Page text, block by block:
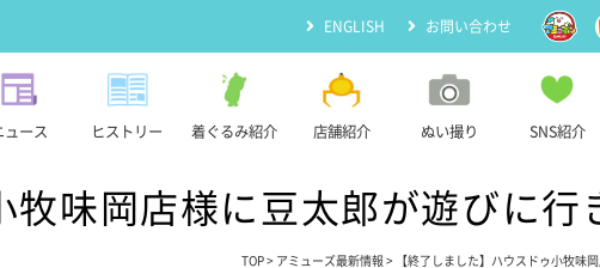
ENGLISH お問い合わせ
ュース ヒストリー 着ぐるみ紹介 店舗紹介 ぬい撮り SNS紹介
牧味岡店様に豆太郎が遊びに行
TOP > アミューズ最新情報 > 【終了しました】ハウスドゥ小牧味